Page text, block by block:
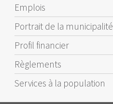
Emplois
Portrait de la municipalité
Profil financier
Règlements
Services à la population